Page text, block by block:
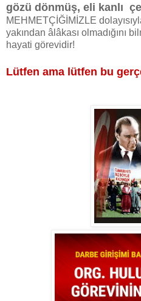
gözü dönmüş, eli kanlı
MEHMETÇİĞİMİZLE
yakından âlâkası olmadığını
hayati görevidir!
Lütfen ama lütfen bu